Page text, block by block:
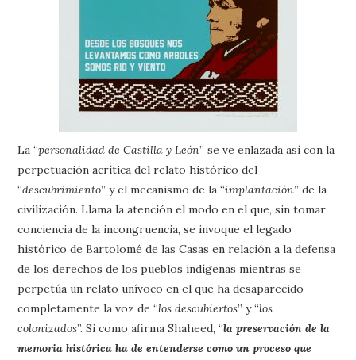
La “personalidad de Castilla y León” se ve enlazada así con la
perpetuación acrítica del relato histórico del
“descubrimiento” y el mecanismo de la “implantación” de la
civilización. Llama la atención el modo en el que, sin tomar
conciencia de la incongruencia, se invoque el legado
histórico de Bartolomé de las Casas en relación a la defensa
de los derechos de los pueblos indígenas mientras se
perpetúa un relato unívoco en el que ha desaparecido
completamente la voz de “los descubiertos” y “los
colonizados”. Si como afirma Shaheed, “la preservación de la
memoria histórica ha de entenderse como un proceso que